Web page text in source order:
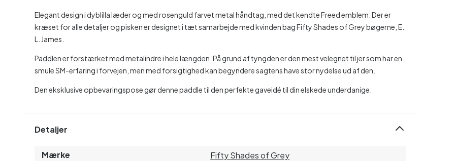
Elegant design i dyblilla læder og med rosenguld farvet metal håndtag, med det kendte Freed emblem. Der er
kræset for alle detaljer og pisken er designet i tæt samarbejde med kvinden bag Fifty Shades of Grey bøgerne, E.
L. James.
Paddlen er forstærket med metalindre i hele længden. På grund af tyngden er den mest velegnet til jer som har en
smule SM-erfaring i forvejen, men med forsigtighed kan begyndere sagtens have stor nydelse ud af den.
Den eksklusive opbevaringspose gør denne paddle til den perfekte gaveidé til din elskede underdanige.
Detaljer
Mærke
Fifty Shades of Grey